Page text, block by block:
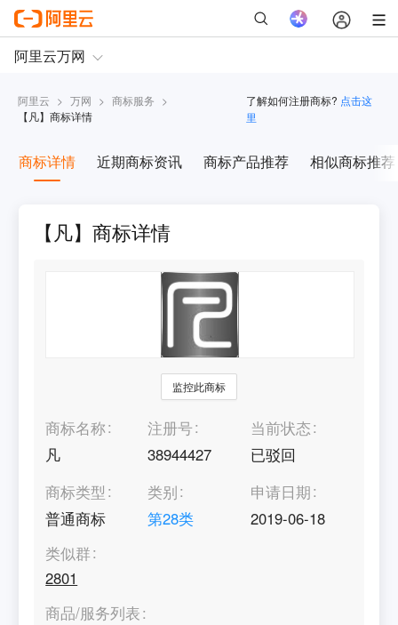
阿里云 > 万网 > 商标服务 >
【凡】商标详情
了解如何注册商标? 点击这
里
商标详情 近期商标资讯 商标产品推荐 相似商标推荐
【凡】商标详情
监控此商标
商标名称
凡
注册号
38944427
当前状态
已驳回
商标类型
普通商标
类别
第28类
申请日期
2019-06-18
类似群
2801
商品/服务列表